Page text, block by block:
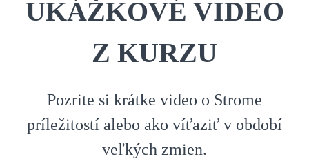
UKÁŽKOVÉ VIDEO
Z KURZU
Pozrite si krátke video o Strome
príležitostí alebo ako víťaziť v období
veľkých zmien.